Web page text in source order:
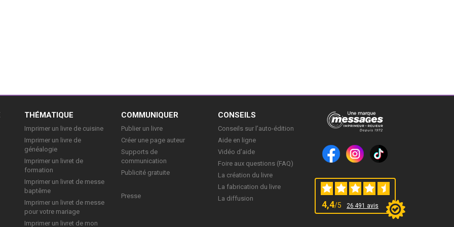
THÉMATIQUE
Imprimer un livre de cuisine
Imprimer un livre de
généalogie
Imprimer un livret de
formation
Imprimer un livret de messe
baptême
Imprimer un livret de messe
pour votre mariage
Imprimer un livret de mon
COMMUNIQUER
Publier un livre
Créer une page auteur
Supports de
communication
Publicité gratuite
Presse
CONSEILS
Conseils sur l’auto-édition
Aide en ligne
Vidéo d’aide
Foire aux questions (FAQ)
La création du livre
La fabrication du livre
La diffusion
4,4/5 26 491 avis